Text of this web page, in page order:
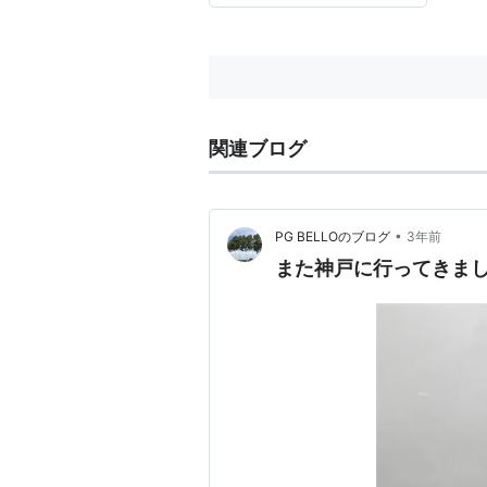
関連ブログ
PG BELLOのブログ • 3年前
また神戸に行ってきま